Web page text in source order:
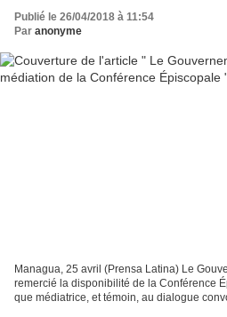
Publié le 26/04/2018 à 11:54
Par anonyme
Managua, 25 avril (Prensa Latina) Le
remercié la disponibilité de la Conférence
que médiatrice, et témoin, au dialogue